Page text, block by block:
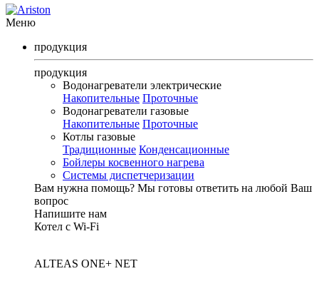
Меню
продукция
продукция
Водонагреватели электрические
Накопительные Проточные
Водонагреватели газовые
Накопительные Проточные
Котлы газовые
Традиционные Конденсационные
Бойлеры косвенного нагрева
Системы диспетчеризации
Вам нужна помощь? Мы готовы ответить на любой Ваш
вопрос
Напишите нам
Котел с Wi-Fi
ALTEAS ONE+ NET